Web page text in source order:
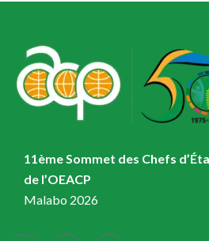
11ème Sommet des Chefs
de l’OEACP
Malabo 2026